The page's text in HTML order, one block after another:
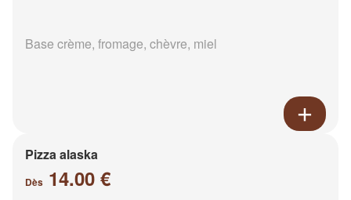
Base crème, fromage, chèvre, miel
Pizza alaska
Dès 14.00 €